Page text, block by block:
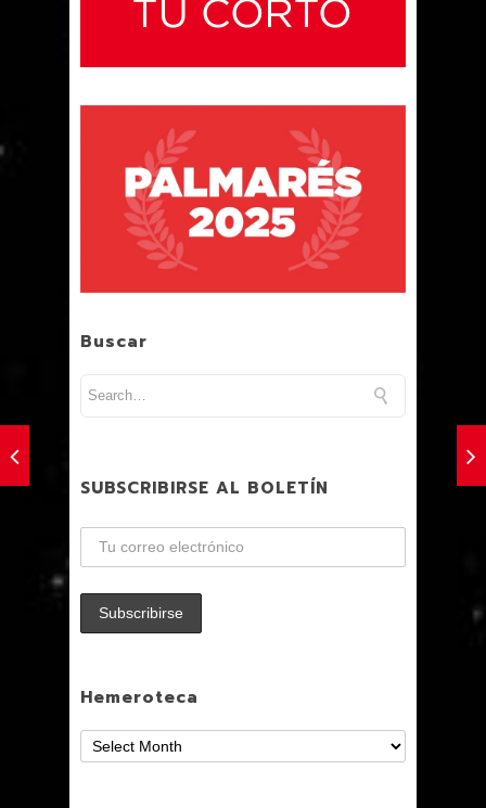
Buscar
SUBSCRIBIRSE AL BOLETÍN
Hemeroteca